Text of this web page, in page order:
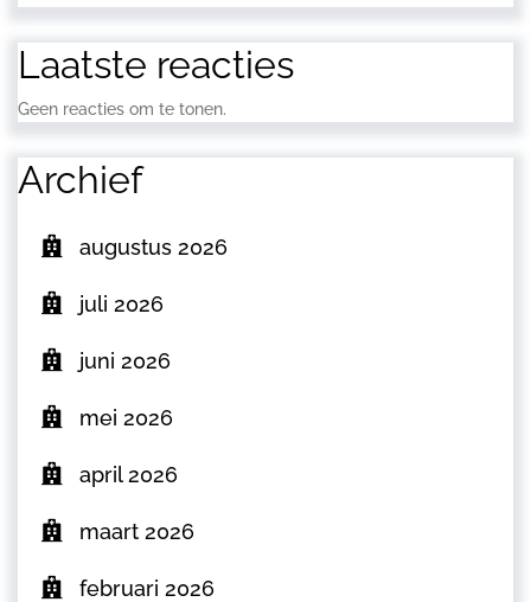
Laatste reacties
Geen reacties om te tonen.
Archief
augustus 2026
juli 2026
juni 2026
mei 2026
april 2026
maart 2026
februari 2026